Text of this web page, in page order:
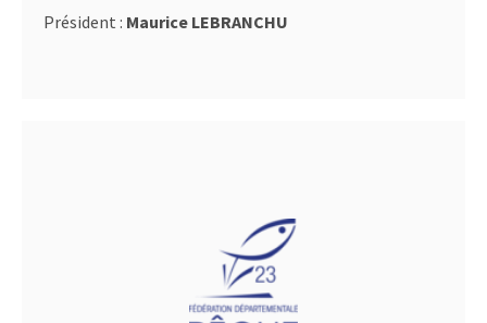
Président : Maurice LEBRANCHU